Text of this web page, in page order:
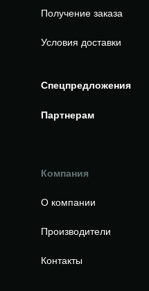
Получение заказа
Условия доставки
Спецпредложения
Партнерам
Компания
О компании
Производители
Контакты